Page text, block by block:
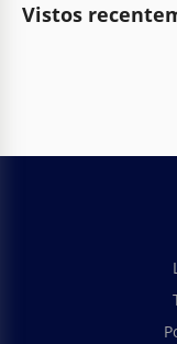
Vistos